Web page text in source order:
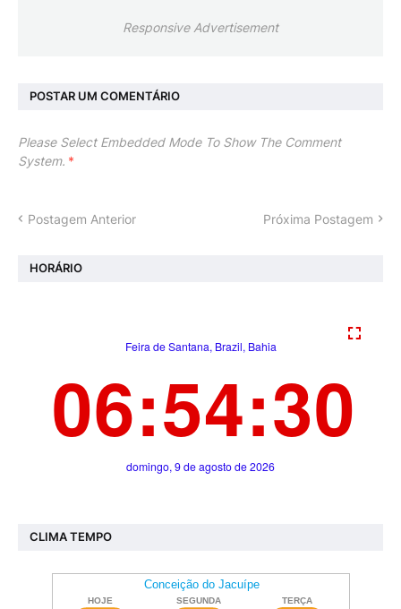
Responsive Advertisement
POSTAR UM COMENTÁRIO
Please Select Embedded Mode To Show The Comment
System. *
Postagem Anterior Próxima Postagem
HORÁRIO
CLIMA TEMPO